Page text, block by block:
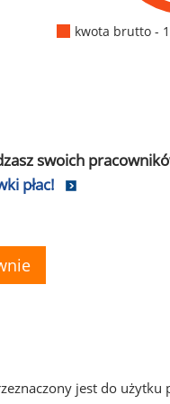
kwota brutto -
swoich
płac!
jest do użytku